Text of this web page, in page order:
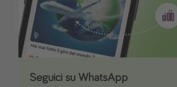
Seguici su WhatsApp
Scarica la nostra App